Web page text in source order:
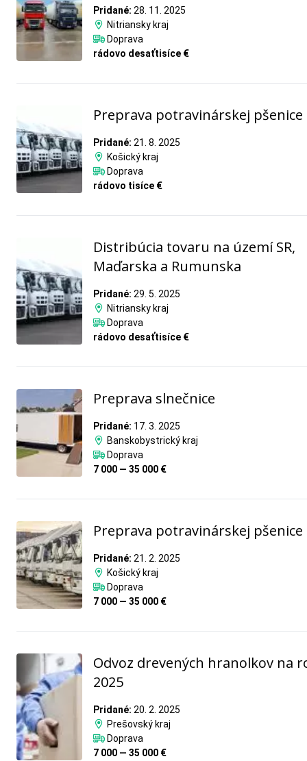
Pridané: 28. 11. 2025
Nitriansky kraj
Doprava
rádovo desaťtisíce €
Preprava potravinárskej pšenice
Pridané: 21. 8. 2025
Košický kraj
Doprava
rádovo tisíce €
Distribúcia tovaru na území SR,
Maďarska a Rumunska
Pridané: 29. 5. 2025
Nitriansky kraj
Doprava
rádovo desaťtisíce €
Preprava slnečnice
Pridané: 17. 3. 2025
Banskobystrický kraj
Doprava
7 000 — 35 000 €
Preprava potravinárskej pšenice
Pridané: 21. 2. 2025
Košický kraj
Doprava
7 000 — 35 000 €
Odvoz drevených hranolkov na
2025
Pridané: 20. 2. 2025
Prešovský kraj
Doprava
7 000 — 35 000 €